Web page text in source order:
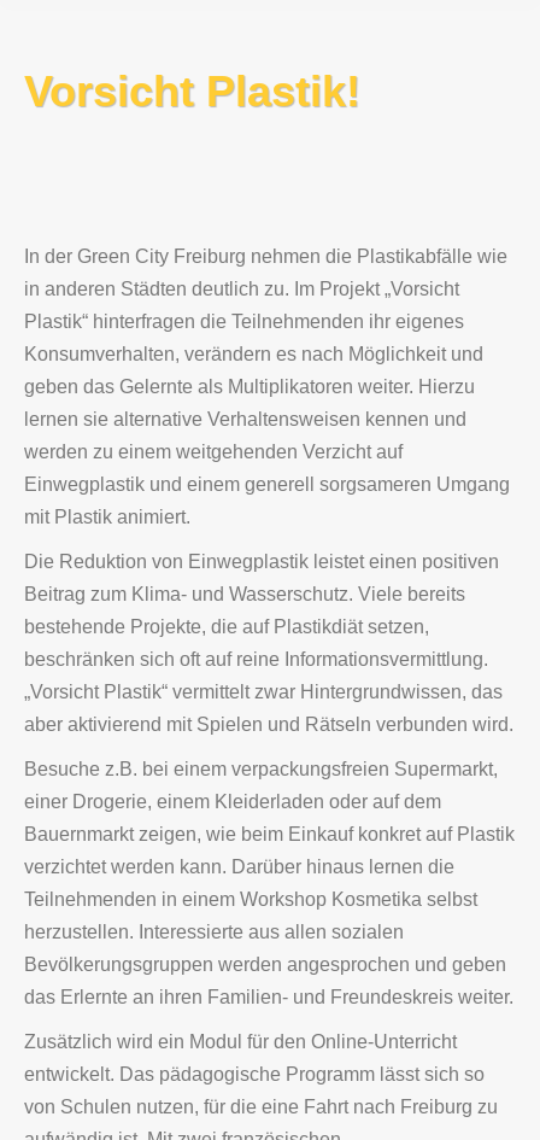
Vorsicht Plastik!
In der Green City Freiburg nehmen die Plastikabfälle wie
in anderen Städten deutlich zu. Im Projekt „Vorsicht
Plastik“ hinterfragen die Teilnehmenden ihr eigenes
Konsumverhalten, verändern es nach Möglichkeit und
geben das Gelernte als Multiplikatoren weiter. Hierzu
lernen sie alternative Verhaltensweisen kennen und
werden zu einem weitgehenden Verzicht auf
Einwegplastik und einem generell sorgsameren Umgang
mit Plastik animiert.
Die Reduktion von Einwegplastik leistet einen positiven
Beitrag zum Klima- und Wasserschutz. Viele bereits
bestehende Projekte, die auf Plastikdiät setzen,
beschränken sich oft auf reine Informationsvermittlung.
„Vorsicht Plastik“ vermittelt zwar Hintergrundwissen, das
aber aktivierend mit Spielen und Rätseln verbunden wird.
Besuche z.B. bei einem verpackungsfreien Supermarkt,
einer Drogerie, einem Kleiderladen oder auf dem
Bauernmarkt zeigen, wie beim Einkauf konkret auf Plastik
verzichtet werden kann. Darüber hinaus lernen die
Teilnehmenden in einem Workshop Kosmetika selbst
herzustellen. Interessierte aus allen sozialen
Bevölkerungsgruppen werden angesprochen und geben
das Erlernte an ihren Familien- und Freundeskreis weiter.
Zusätzlich wird ein Modul für den Online-Unterricht
entwickelt. Das pädagogische Programm lässt sich so
von Schulen nutzen, für die eine Fahrt nach Freiburg zu